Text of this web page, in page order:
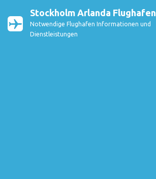
Stockholm Arlanda Flughafen
Notwendige Flughafen Informationen und
Dienstleistungen